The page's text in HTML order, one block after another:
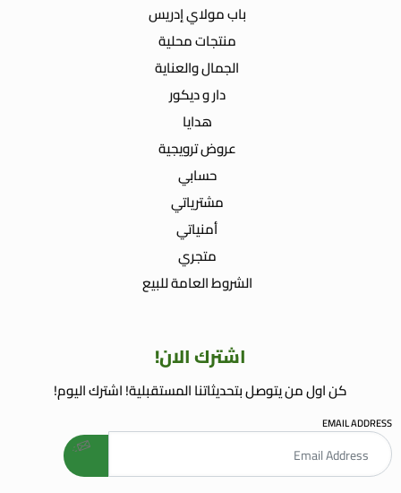
باب مولاي إدريس
منتجات محلية
الجمال والعناية
دار و ديكور
هدايا
عروض ترويجية
حسابي
مشترياتي
أمنياتي
متجري
الشروط العامة للبيع
اشترك الان!
كن اول من يتوصل بتحديثاتنا المستقبلية! اشترك اليوم!
EMAIL ADDRESS
welcome gift